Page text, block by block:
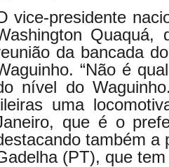
vice-presidente
da bancada
“Não é
nível do
uma
que é o
também a
(PT), que